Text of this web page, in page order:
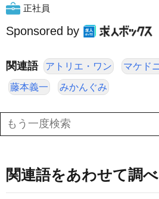
正社員
Sponsored by
関連語 アトリエ・ワン マケド
藤本義一 みかんぐみ
関連語をあわせて調